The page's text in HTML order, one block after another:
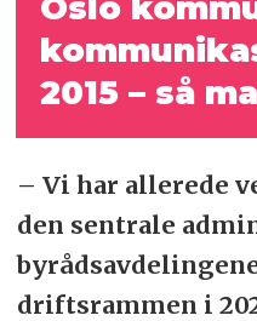
2015 – så
– Vi har allerede
den sentrale
driftsrammen i